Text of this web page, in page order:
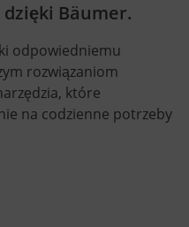
Bäumer.
odpowiedniemu
rozwiązaniom
które
na codzienne potrzeby